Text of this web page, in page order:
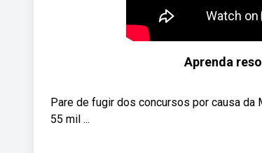
Aprenda
Pare de fugir dos concursos por causa da
55 mil ...